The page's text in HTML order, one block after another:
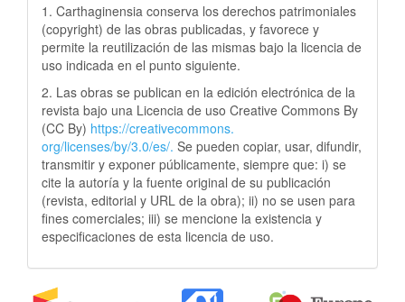
1. Carthaginensia conserva los derechos patrimoniales
(copyright) de las obras publicadas, y favorece y
permite la reutilización de las mismas bajo la licencia de
uso indicada en el punto siguiente.
2. Las obras se publican en la edición electrónica de la
revista bajo una Licencia de uso Creative Commons By
(CC By) https://creativecommons.
org/licenses/by/3.0/es/. Se pueden copiar, usar, difundir,
transmitir y exponer públicamente, siempre que: i) se
cite la autoría y la fuente original de su publicación
(revista, editorial y URL de la obra); ii) no se usen para
fines comerciales; iii) se mencione la existencia y
especificaciones de esta licencia de uso.